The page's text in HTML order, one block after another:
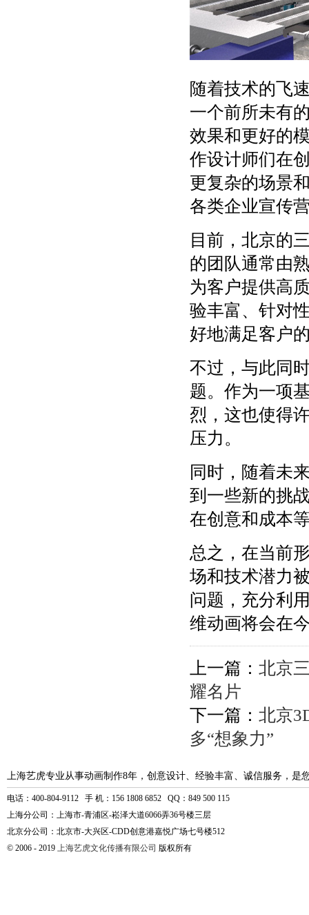
随着技术的飞
一个前所未有
效果和更好的
作设计师们在
更复杂的场景
各类企业宣传
目前，北京的
的团队通常由
为客户提供高
验丰富、针对
好地满足客户
不过，与此同
题。作为一项
烈，这也使得
压力。
同时，随着未
到一些新的挑
在创意和成本
总之，在当前
场和技术潜力
问题，充分利
维动画将会在
上一篇： 北京
耀名片
下一篇： 北京
多“想象力”
上海艺虎专业从事动画制作8年，创意设计、经验丰富、诚信服务，是
电话：400-804-9112 手 机：156 1808 6852 QQ：849 500 115
上海分公司：上海市-青浦区-崧泽大道6066弄36号楼三层
北京分公司：北京市-大兴区-CDD创意港嘉悦广场七号楼512
© 2006 - 2019 上海艺虎文化传播有限公司 版权所有